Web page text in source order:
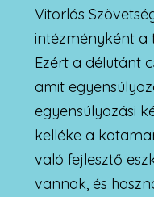
Vitorlás
intézményként a
Ezért a délutánt
amit
egyensúlyozási
kelléke a
való fejlesztő
vannak, és